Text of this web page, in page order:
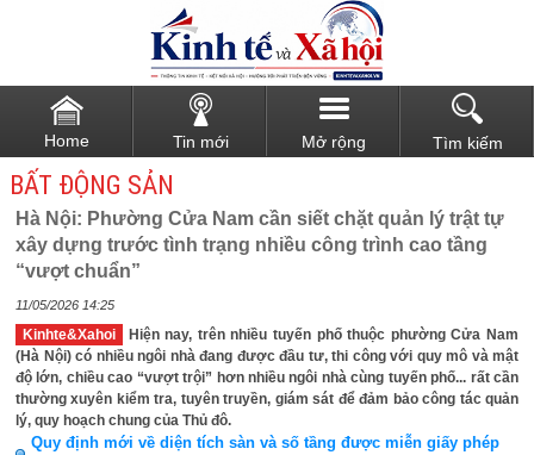
Home Tin mới Mở rộng Tìm kiếm
BẤT ĐỘNG SẢN
Hà Nội: Phường Cửa Nam cần siết chặt quản lý trật tự
xây dựng trước tình trạng nhiều công trình cao tầng
“vượt chuẩn”
11/05/2026 14:25
Kinhte&Xahoi
Hiện nay, trên nhiều tuyến phố thuộc phường Cửa Nam
(Hà Nội) có nhiều ngôi nhà đang được đầu tư, thi công với quy mô và mật
độ lớn, chiều cao “vượt trội” hơn nhiều ngôi nhà cùng tuyến phố... rất cần
thường xuyên kiểm tra, tuyên truyền, giám sát để đảm bảo công tác quản
lý, quy hoạch chung của Thủ đô.
Quy định mới về diện tích sàn và số tầng được miễn giấy phép